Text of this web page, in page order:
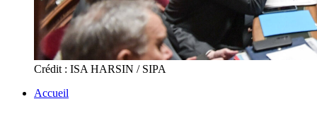
Crédit : ISA HARSIN / SIPA
Accueil